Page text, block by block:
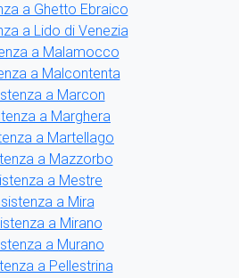
a Ghetto Ebraico
a Lido di Venezia
a Malamocco
a Malcontenta
a Marcon
a Marghera
a Martellago
a Mazzorbo
a Mestre
a Mira
a Mirano
a Murano
a Pellestrina